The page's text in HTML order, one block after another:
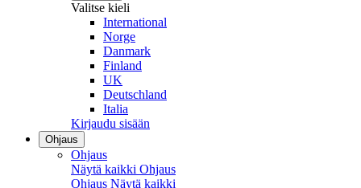
Valitse kieli
International
Norge
Danmark
Finland
UK
Deutschland
Italia
Kirjaudu sisään
Ohjaus
Ohjaus
Näytä kaikki Ohjaus
Ohjaus Näytä kaikki